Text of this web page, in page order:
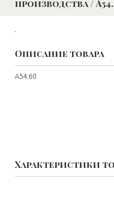
производства /
Описание товара
A54.60
Характеристики